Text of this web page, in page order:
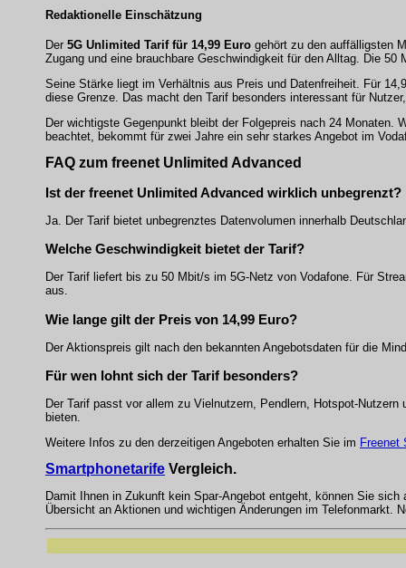
Redaktionelle Einschätzung
Der 5G Unlimited Tarif für 14,99 Euro gehört zu den auffälligsten
Zugang und eine brauchbare Geschwindigkeit für den Alltag. Die
Seine Stärke liegt im Verhältnis aus Preis und Datenfreiheit. Für
diese Grenze. Das macht den Tarif besonders interessant für
Der wichtigste Gegenpunkt bleibt der Folgepreis nach 24 Monaten.
beachtet, bekommt für zwei Jahre ein sehr starkes Angebot im
FAQ zum freenet Unlimited Advanced
Ist der freenet Unlimited Advanced wirklich unbegrenzt?
Ja. Der Tarif bietet unbegrenztes Datenvolumen innerhalb
Welche Geschwindigkeit bietet der Tarif?
Der Tarif liefert bis zu 50 Mbit/s im 5G-Netz von Vodafone. Für
aus.
Wie lange gilt der Preis von 14,99 Euro?
Der Aktionspreis gilt nach den bekannten Angebotsdaten für die
Für wen lohnt sich der Tarif besonders?
Der Tarif passt vor allem zu Vielnutzern, Pendlern, Hotspot-
bieten.
Weitere Infos zu den derzeitigen Angeboten erhalten Sie im Freenet
Smartphonetarife Vergleich.
Damit Ihnen in Zukunft kein Spar-Angebot entgeht, können Sie sich
Übersicht an Aktionen und wichtigen Änderungen im Telefonmarkt.